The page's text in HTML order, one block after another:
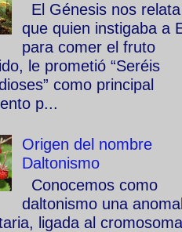
El Génesis nos relata
que quien instigaba a
para comer el fruto
le prometió “Seréis
como principal
p...
Origen del nombre
Daltonismo
Conocemos como
daltonismo una
ligada al